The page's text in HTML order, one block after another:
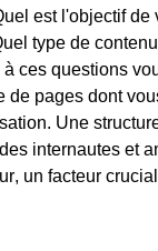
est l'objectif de
type de
ces questions
de pages dont
Une
des internautes et
, un facteur